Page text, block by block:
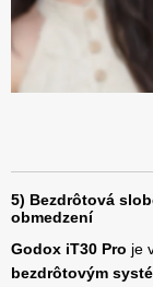
5) Bezdrôtová
obmedzení
Godox iT30 Pro je
bezdrôtovým